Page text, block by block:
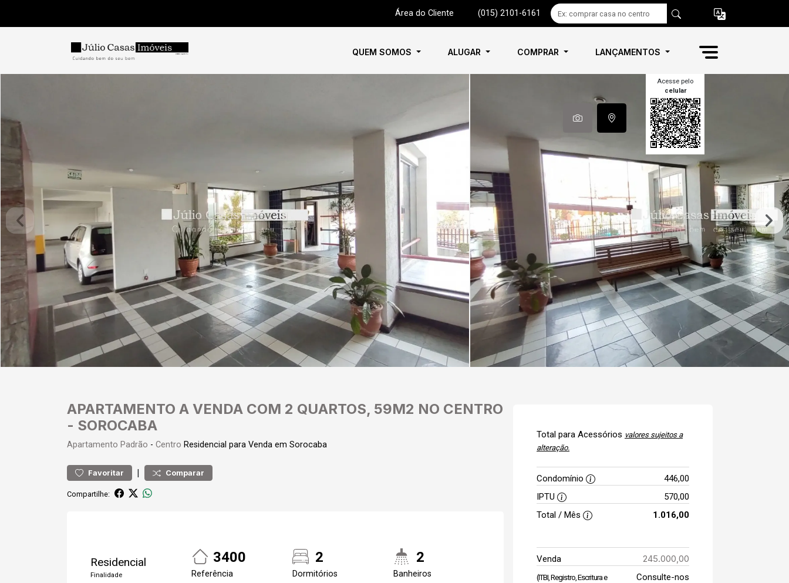
Área do Cliente (015) 2101-6161
QUEM SOMOS ALUGAR COMPRAR LANÇAMENTOS
Acesse pelo
celular
APARTAMENTO A VENDA COM 2 QUARTOS, 59M2 NO CENTRO
- SOROCABA
Apartamento Padrão - Centro Residencial para Venda em Sorocaba
Favoritar | Comparar
Compartilhe:
Residencial
Finalidade
3400
Referência
2
Dormitórios
2
Banheiros
Total para Acessórios valores sujeitos a
alteração.
Condomínio
446,00
IPTU
570,00
Total / Mês
1.016,00
Venda 245.000,00
(ITBI, Registro, Escritura e
Consulte-nos